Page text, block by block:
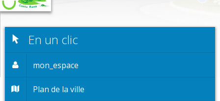
En un clic
mon_espace
Plan de la ville